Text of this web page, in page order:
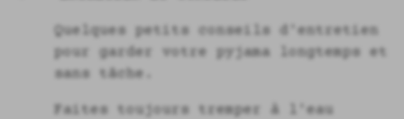
Quelques petits conseils d'entretien
pour garder votre pyjama longtemps et
sans tâche.
Faites toujours tremper à l'eau